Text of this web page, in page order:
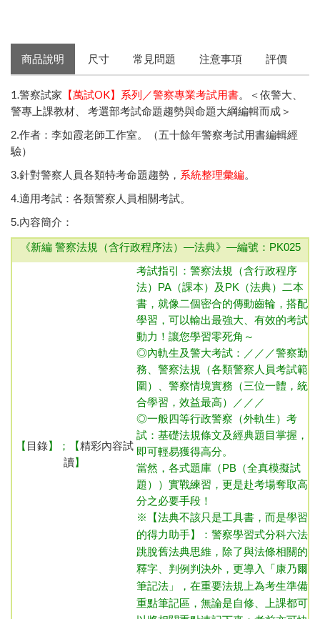
商品說明 尺寸 常見問題 注意事項 評價
1.警察試家 【萬試OK】系列／警察專業考試用書。＜依警大、
警專上課教材、 考選部考試命題趨勢與命題大綱編輯而成＞
2.作者：李如霞老師工作室。（五十餘年警察考試用書編輯經
驗）
3.針對警察人員各類特考命題趨勢， 系統整理彙編。
4.適用考試：各類警察人員相關考試。
5.內容簡介：
《新編 警察法規（含行政程序法）—法典》—編號：PK025
【 目錄】；【精彩內容試
讀】
考試指引： 警察法規（含行政程序
法）
PA（課本）及PK（法典）二本
書，就像二個密合的傳動齒輪，搭配
學習，可以輸出最強大、有效的考試
動力！讓您學習零死角～
◎內軌生及警大考試：／／／警察勤
務、警察法規（各類警察人員考試範
圍）、警察情境實務（三位一體，統
合學習，效益最高）／／／
◎一般四等行政警察（外軌生） 考
試：基礎法規條文及經典題目掌握，
即可輕易獲得高分。
當然，各式題庫（PB（全真模擬試
題））實戰練習，更是赴考場奪取高
分之必要手段！
※【法典不該只是工具書，而是學習
的得力助手】：警察學習式分科六法
跳脫舊法典思維，除了與法條相關的
釋字、判例判決外，更導入「康乃爾
筆記法」，在重要法規上為考生準備
重點筆記區，無論是自修、上課都可